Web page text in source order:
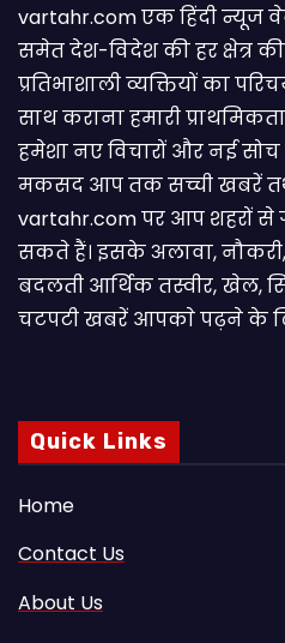
vartahr.com एक हिंदी न्यूज
समेत देश-विदेश की हर क्षेत्र
प्रतिभाशाली व्यक्तियों का
साथ कराना हमारी
हमेशा नए विचारों और नई सोच
मकसद आप तक सच्ची खबरें
vartahr.com पर आप शहरों
सकते हैं। इसके अलावा, नौकरी,
बदलती आर्थिक तस्वीर, खेल,
चटपटी खबरें आपकाे पढ़ने के
Quick Links
Home
Contact Us
About Us